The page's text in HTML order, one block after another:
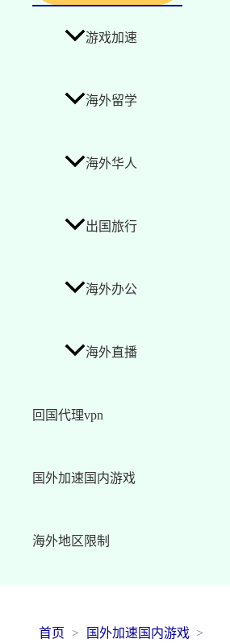
游戏加速
海外留学
海外华人
出国旅行
海外办公
海外直播
回国代理vpn
国外加速国内游戏
海外地区限制
首页
国外加速国内游戏